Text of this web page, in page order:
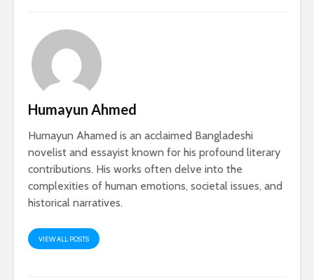
Humayun Ahmed
Humayun Ahamed is an acclaimed Bangladeshi
novelist and essayist known for his profound literary
contributions. His works often delve into the
complexities of human emotions, societal issues, and
historical narratives.
VIEW ALL POSTS